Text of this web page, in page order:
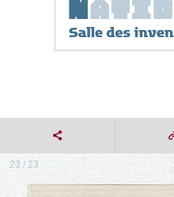
23 / 23